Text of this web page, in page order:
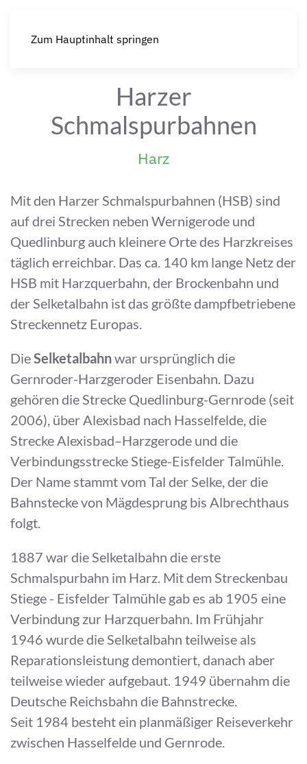
Zum Hauptinhalt springen
Harzer
Schmalspurbahnen
Harz
Mit den Harzer Schmalspurbahnen (HSB) sind
auf drei Strecken neben Wernigerode und
Quedlinburg auch kleinere Orte des Harzkreises
täglich erreichbar. Das ca. 140 km lange Netz der
HSB mit Harzquerbahn, der Brockenbahn und
der Selketalbahn ist das größte dampfbetriebene
Streckennetz Europas.
DieSelketalbahnwar ursprünglich die
Gernroder-Harzgeroder Eisenbahn. Dazu
gehören die Strecke Quedlinburg-Gernrode (seit
2006), über Alexisbad nach Hasselfelde, die
Strecke Alexisbad–Harzgerode und die
Verbindungsstrecke Stiege-Eisfelder Talmühle.
Der Name stammt vom Tal der Selke, der die
Bahnstecke von Mägdesprung bis Albrechthaus
folgt.
1887 war die Selketalbahn die erste
Schmalspurbahn im Harz. Mit dem Streckenbau
Stiege - Eisfelder Talmühle gab es ab 1905 eine
Verbindung zur Harzquerbahn. Im Frühjahr
1946 wurde die Selketalbahn teilweise als
Reparationsleistung demontiert, danach aber
teilweise wieder aufgebaut. 1949 übernahm die
Deutsche Reichsbahn die Bahnstrecke.
Seit 1984 besteht ein planmäßiger Reiseverkehr
zwischen Hasselfelde und Gernrode.